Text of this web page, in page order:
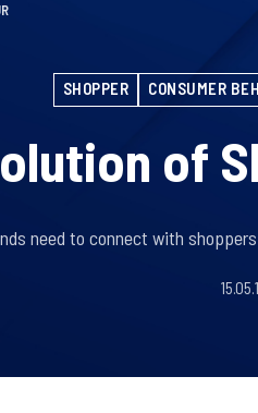
SHOPPER CONSUMER
of
need to connect with